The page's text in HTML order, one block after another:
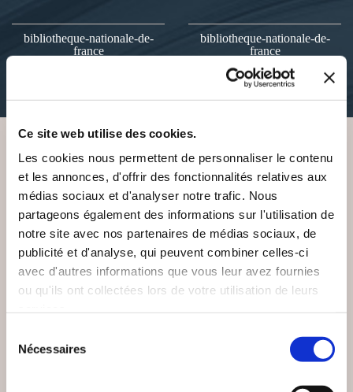
Ce site web utilise des cookies.
Les cookies nous permettent de personnaliser le contenu
et les annonces, d'offrir des fonctionnalités relatives aux
médias sociaux et d'analyser notre trafic. Nous
partageons également des informations sur l'utilisation de
notre site avec nos partenaires de médias sociaux, de
publicité et d'analyse, qui peuvent combiner celles-ci
avec d'autres informations que vous leur avez fournies
ou qu'ils ont collectées lors de votre utilisation de leurs
Nécessaires
bibliotheque-nationale-de-
france
bibliotheque-nationale-de-
france
35€52
VOUS AIMEREZ AUSSI